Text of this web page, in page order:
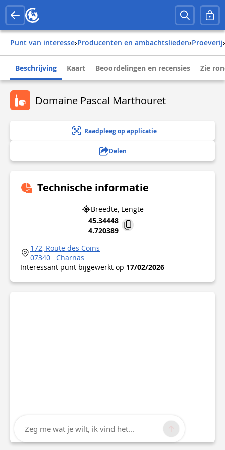
Punt van interesse› Producenten en ambachtslieden› Proeverij›
Beschrijving Kaart Beoordelingen en recensies Zie
Domaine Pascal Marthouret
Raadpleeg op applicatie
Delen
Technische informatie
Breedte, Lengte
45.34448
4.720389
172, Route des Coins
07340
Charnas
Interessant punt bijgewerkt op 17/02/2026
Zeg me wat je wilt, ik vind het...